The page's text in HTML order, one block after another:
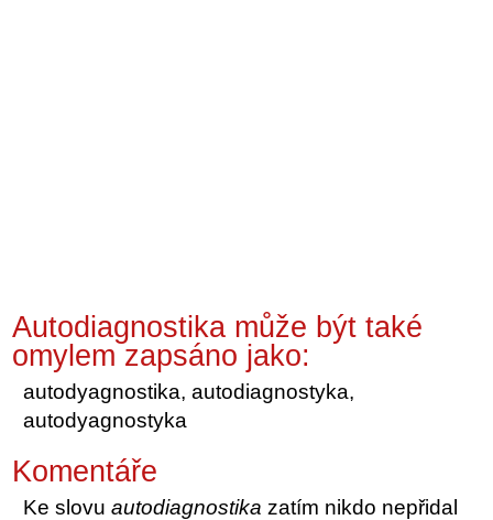
Autodiagnostika může být také
omylem zapsáno jako:
autodyagnostika, autodiagnostyka,
autodyagnostyka
Komentáře
Ke slovuautodiagnostika zatím nikdo nepřidal